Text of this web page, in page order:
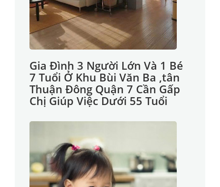
Gia Đình 3 Người Lớn Và 1 Bé
7 Tuổi Ở Khu Bùi Văn Ba ,tân
Thuận Đông Quận 7 Cần Gấp
Chị Giúp Việc Dưới 55 Tuổi